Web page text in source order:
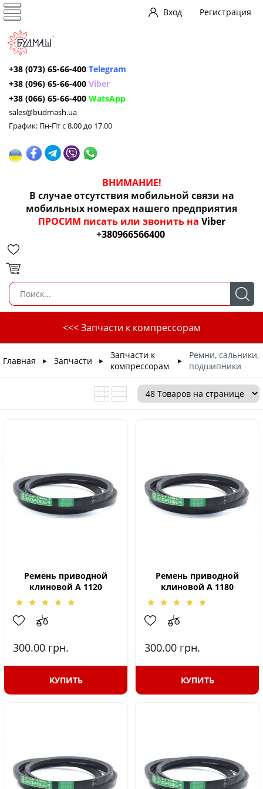
Вход Регистрация
+38 (073) 65-66-400 Telegram
+38 (096) 65-66-400 Viber
+38 (066) 65-66-400 WatsApp
sales@budmash.ua
График: Пн-Пт с 8.00 до 17.00
ВНИМАНИЕ!
В случае отсутствия мобильной связи на
мобильных номерах нашего предприятия
ПРОСИМ писать или звонить на Viber
+380966566400
<<< Запчасти к компрессорам
Главная ► Запчасти ►
Запчасти к
компрессорам
►
Ремни, сальники,
подшипники
Ремень приводной
клиновой A 1120
300.00 грн.
КУПИТЬ
Ремень приводной
клиновой A 1180
300.00 грн.
КУПИТЬ